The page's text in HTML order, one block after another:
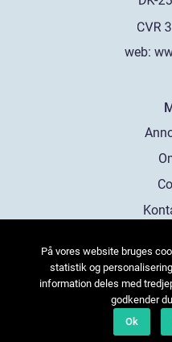
web:
På vores website bruges
statistik og
information deles med
godkender
Ok